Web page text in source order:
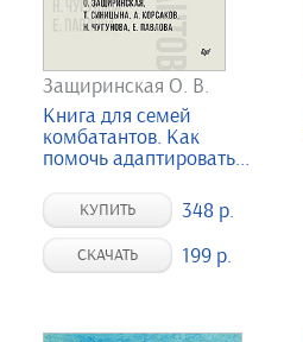
Защиринская О. В.
Книга для семей
комбатантов. Как
помочь адаптировать...
КУПИТЬ 348 р.
СКАЧАТЬ 199 р.